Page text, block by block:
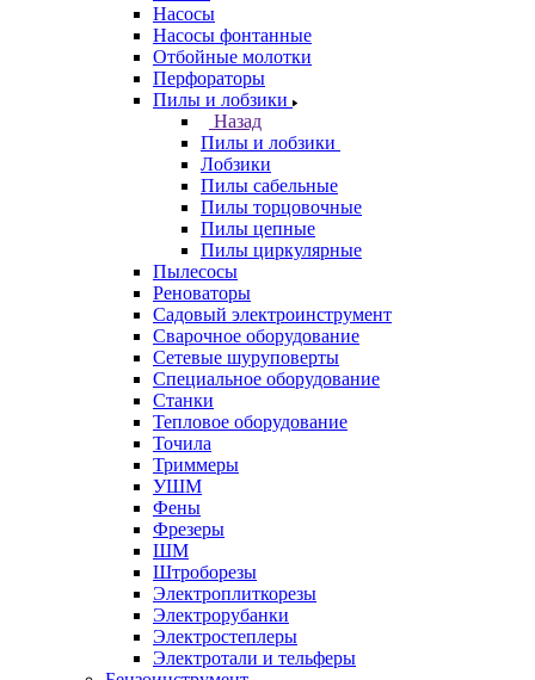
Насосы
Насосы фонтанные
Отбойные молотки
Перфораторы
Пилы и лобзики
Назад
Пилы и лобзики
Лобзики
Пилы сабельные
Пилы торцовочные
Пилы цепные
Пилы циркулярные
Пылесосы
Реноваторы
Садовый электроинструмент
Сварочное оборудование
Сетевые шуруповерты
Специальное оборудование
Станки
Тепловое оборудование
Точила
Триммеры
УШМ
Фены
Фрезеры
ШМ
Штроборезы
Электроплиткорезы
Электрорубанки
Электростеплеры
Электротали и тельферы